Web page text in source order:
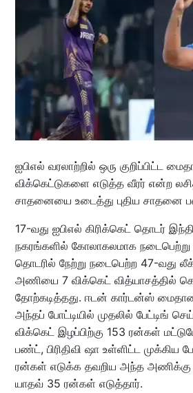
ஐபிஎல் வரலாற்றில் ஒரு குறிப்பிட்ட
விக்கெட்டுகளை எடுத்த வீரர் என்ற
சாதனையை உடைத்து புதிய சாதனை
17-வது ஐபிஎல் கிரிக்கெட் தொடர்
நகரங்களில் கோலாகலமாக நடைபெற்று
தொடரில் நேற்று நடைபெற்ற 47-வது
அணியை 7 விக்கெட் வித்யாசத்தில்
தோற்கடித்தது. ஈடன் கார்டன்ஸ்
அந்தப் போட்டியில் முதலில் பேட்டிங்
விக்கெட் இழப்பிற்கு 153 ரன்கள்
பண்ட், பிரிதிவி ஷா உள்ளிட்ட முக்கிய
ரன்கள் எடுக்க தவறிய அந்த அணிக்கு
யாதவ் 35 ரன்கள் எடுத்தார்.